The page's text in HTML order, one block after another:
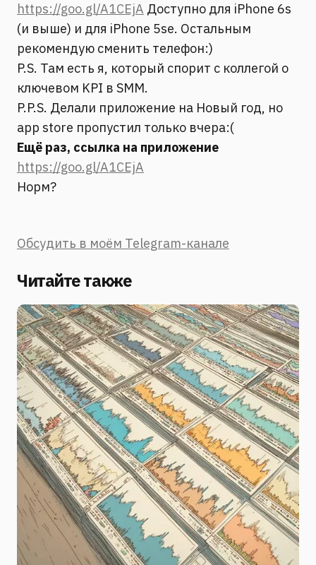
https://goo.gl/A1CEjA Доступно для iPhone 6s
(и выше) и для iPhone 5se. Остальным
рекомендую сменить телефон:)
P.S. Там есть я, который спорит с коллегой о
ключевом KPI в SMM.
P.P.S. Делали приложение на Новый год, но
app store пропустил только вчера:(
Ещё раз, ссылка на приложение
https://goo.gl/A1CEjA
Норм?
Обсудить в моём Telegram-канале
Читайте также